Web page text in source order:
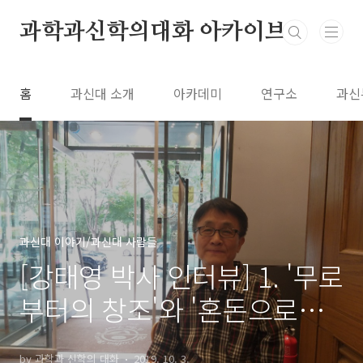
과학과신학의대화 아카이브
홈 과신대 소개 아카데미 연구소 과
과신대 이야기/과신대 사람들
[강태영 박사 인터뷰] 1. '무로
부터의 창조'와 '혼돈으로부
터의 창조'는 모순이 아닙니
by 과학과 신학의 대화 2019. 10. 3.